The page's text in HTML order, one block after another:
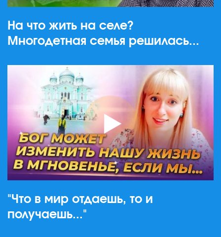
На что жить на селе?
Многодетная семья решилась...
"Что в мир отдаешь, то и
получаешь..."